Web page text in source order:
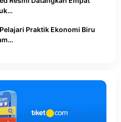
Praktik Ekonomi Biru